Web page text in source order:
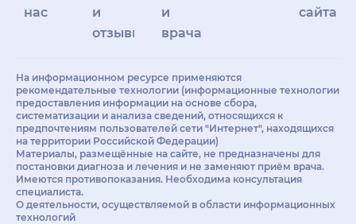
нас
и
отзывы
и
врачам
сайта
На информационном ресурсе применяются
рекомендательные технологии (информационные технологии
предоставления информации на основе сбора,
систематизации и анализа сведений, относящихся к
предпочтениям пользователей сети "Интернет", находящихся
на территории Российской Федерации)
Материалы, размещённые на сайте, не предназначены для
постановки диагноза и лечения и не заменяют приём врача.
Имеются противопоказания. Необходима консультация
специалиста.
О деятельности, осуществляемой в области информационных
технологий